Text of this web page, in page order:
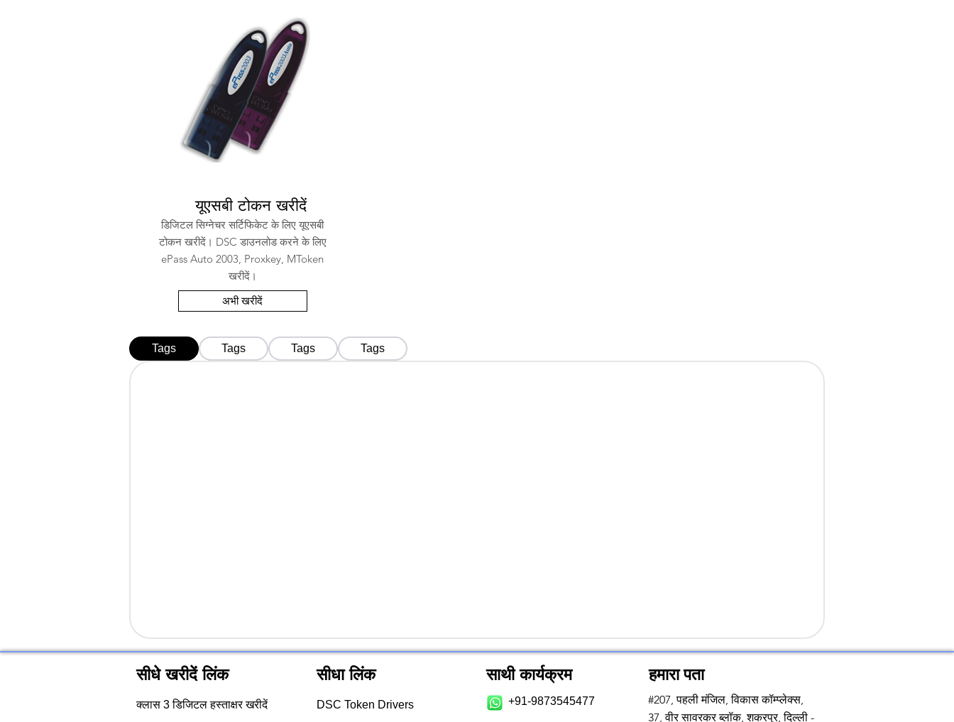
यूएसबी टोकन खरीदें
डिजिटल सिग्नेचर सर्टिफिकेट के लिए यूएसबी
टोकन खरीदें। DSC डाउनलोड करने के लिए
ePass Auto 2003, Proxkey, MToken
खरीदें।
अभी खरीदें
Tags Tags Tags Tags
सीधे खरीदें लिंक
क्लास 3 डिजिटल हस्ताक्षर खरीदें
सीधा लिंक
DSC Token Drivers
साथी कार्यक्रम
+91-9873545477
हमारा पता
#207, पहली मंजिल, विकास कॉम्प्लेक्स,
37, वीर सावरकर ब्लॉक, शकरपुर, दिल्ली -